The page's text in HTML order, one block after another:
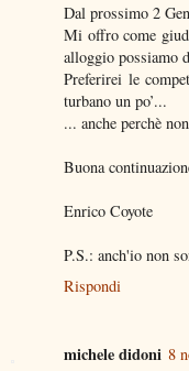
Dal prossimo 2
Mi offro come
alloggio possiamo
Preferirei le
turbano un po’...
... anche perchè
Buona
Enrico Coyote
P.S.: anch'io non
Rispondi
michele didoni 8